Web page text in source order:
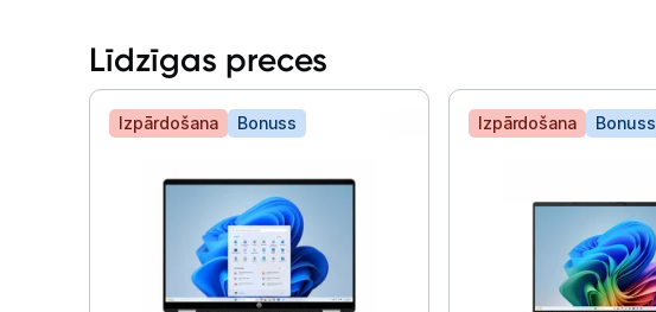
Līdzīgas preces
Izpārdošana Bonuss Izpārdošana Bonuss